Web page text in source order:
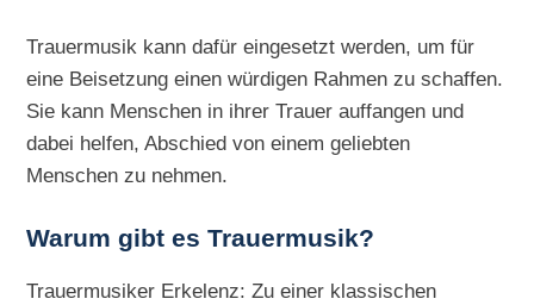
Trauermusik kann dafür eingesetzt werden, um für
eine Beisetzung einen würdigen Rahmen zu schaffen.
Sie kann Menschen in ihrer Trauer auffangen und
dabei helfen, Abschied von einem geliebten
Menschen zu nehmen.
Warum gibt es Trauermusik?
Trauermusiker Erkelenz: Zu einer klassischen